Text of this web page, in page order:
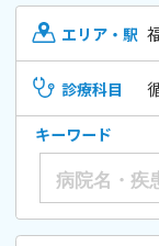
エリア・駅
診療科目
キーワード